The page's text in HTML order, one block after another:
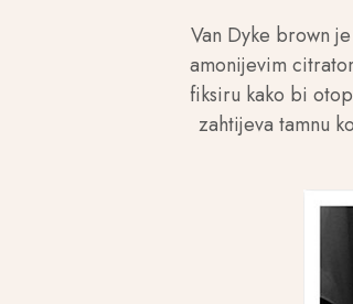
Van Dyke brown
amonijevim
fiksiru kako bi
zahtijeva tamnu